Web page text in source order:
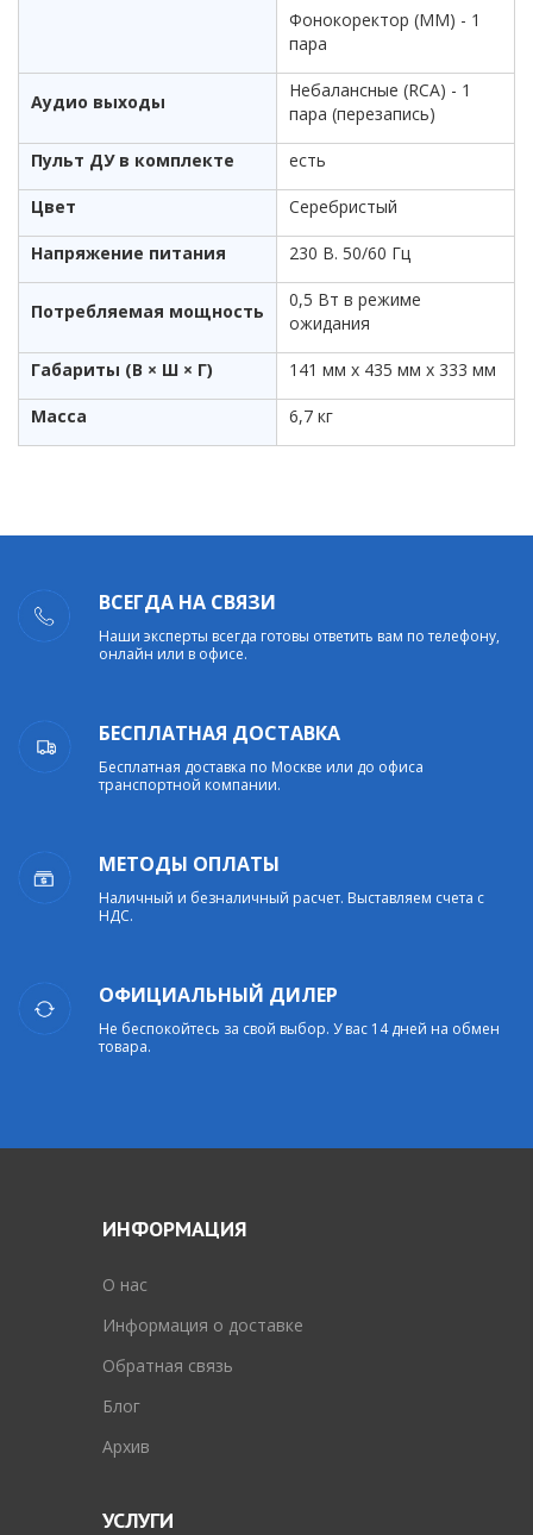
Фонокоректор (ММ) - 1
пара
Аудио выходы
Небалансные (RCA) - 1
пара (перезапись)
Пульт ДУ в комплекте есть
Цвет Серебристый
Напряжение питания 230 В. 50/60 Гц
Потребляемая мощность
0,5 Вт в режиме
ожидания
Габариты (В × Ш × Г) 141 мм х 435 мм х 333 мм
Масса 6,7 кг
ВСЕГДА НА СВЯЗИ
Наши эксперты всегда готовы ответить вам по телефону,
онлайн или в офисе.
БЕСПЛАТНАЯ ДОСТАВКА
Бесплатная доставка по Москве или до офиса
транспортной компании.
МЕТОДЫ ОПЛАТЫ
Наличный и безналичный расчет. Выставляем счета с
НДС.
ОФИЦИАЛЬНЫЙ ДИЛЕР
Не беспокойтесь за свой выбор. У вас 14 дней на обмен
товара.
ИНФОРМАЦИЯ
O нас
Информация о доставке
Обратная связь
Блог
Архив
УСЛУГИ